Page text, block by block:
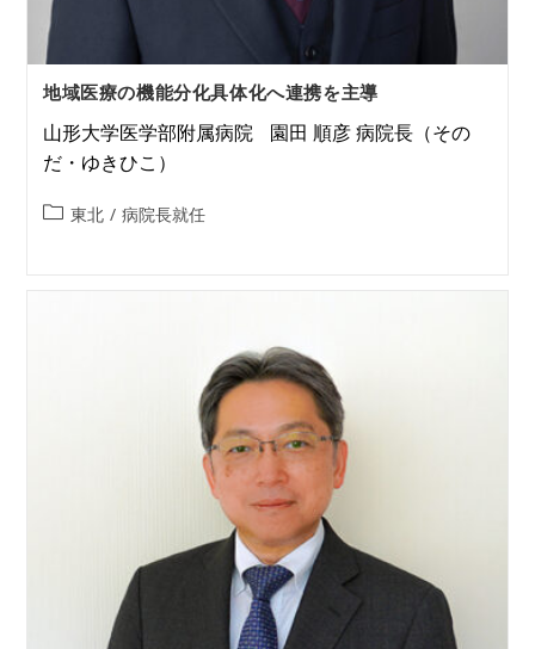
地域医療の機能分化具体化へ連携を主導
山形大学医学部附属病院 園田 順彦 病院長（その
だ・ゆきひこ）
東北 / 病院長就任